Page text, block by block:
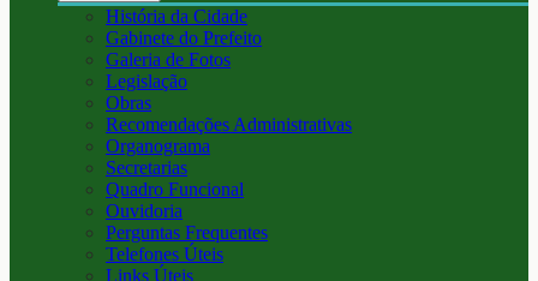
História da Cidade
Gabinete do Prefeito
Galeria de Fotos
Legislação
Obras
Recomendações Administrativas
Organograma
Secretarias
Quadro Funcional
Ouvidoria
Perguntas Frequentes
Telefones Úteis
Links Úteis